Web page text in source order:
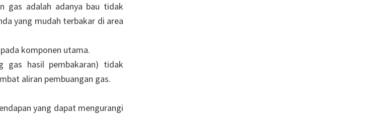
gas adalah adanya bau tidak
yang mudah terbakar di area
komponen utama.
gas hasil pembakaran) tidak
aliran pembuangan gas.
yang dapat mengurangi